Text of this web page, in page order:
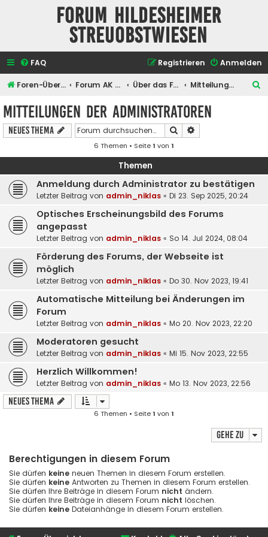
Forum Hildesheimer
Streuobstwiesen
FAQ Anmelden
Registrieren
Foren-Übersicht Forum AK Hildesheimer Streuobstwiesen Über das Forum selber Mitteilungen der Administratoren
Mitteilungen der Administratoren
Neues Thema Suche
6 Themen • Seite1 von 1
Themen
Anmeldung durch Administrator zu bestätigen
Letzter Beitrag von admin_niklas « Di 23. Sep 2025, 20:24
Optisches Erscheinungsbild des Forums
angepasst
Letzter Beitrag von admin_niklas « So 14. Jul 2024, 08:04
Förderung des Forums, der Webseite ist
möglich
Letzter Beitrag von admin_niklas « Do 30. Nov 2023, 19:41
Automatische Mitteilung bei Änderungen im
Forum
Letzter Beitrag von admin_niklas « Mo 20. Nov 2023, 22:20
Moderatoren gesucht
Letzter Beitrag von admin_niklas « Mi 15. Nov 2023, 22:55
Herzlich Willkommen!
Letzter Beitrag von admin_niklas « Mo 13. Nov 2023, 22:56
Neues Thema
6 Themen • Seite1 von 1
Gehe zu
Berechtigungen in diesem Forum
Sie dürfen keine neuen Themen in diesem Forum erstellen.
Sie dürfen keine Antworten zu Themen in diesem Forum erstellen.
Sie dürfen Ihre Beiträge in diesem Forum nicht ändern.
Sie dürfen Ihre Beiträge in diesem Forum nicht löschen.
Sie dürfen keine Dateianhänge in diesem Forum erstellen.